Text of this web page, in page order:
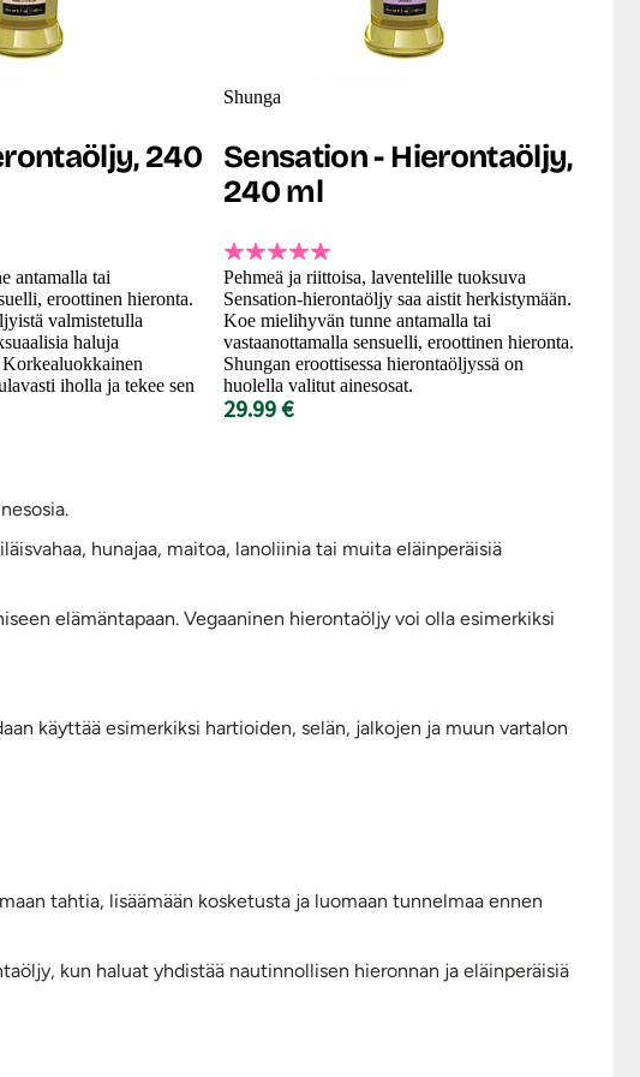
240
antamalla tai
eroottinen hieronta.
valmistetulla
haluja
iholla ja tekee sen
Shunga
Sensation - Hierontaöljy,
240 ml
Pehmeä ja riittoisa, laventelille tuoksuva
Sensation-hierontaöljy saa aistit herkistymään.
Koe mielihyvän tunne antamalla tai
vastaanottamalla sensuelli, eroottinen hieronta.
Shungan eroottisessa hierontaöljyssä on
huolella valitut ainesosat.
29.99 €
hunajaa, maitoa, lanoliinia tai muita eläinperäisiä
elämäntapaan. Vegaaninen hierontaöljy voi olla esimerkiksi
käyttää esimerkiksi hartioiden, selän, jalkojen ja muun vartalon
tahtia, lisäämään kosketusta ja luomaan tunnelmaa ennen
kun haluat yhdistää nautinnollisen hieronnan ja eläinperäisiä